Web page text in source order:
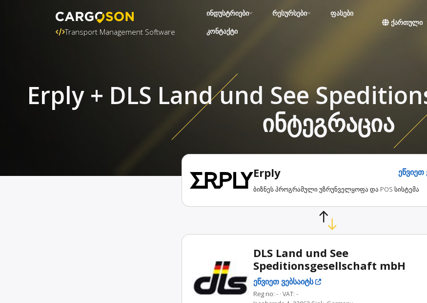
Transport Management Software
ინდუსტრიები რესურსები
ფასები
კონტაქტი
ქართული
Erply + DLS Land und See
ინტეგრაცია
Erply ეწვიეთ
ბიზნეს პროგრამული უზრუნველყოფა და POS სისტემა
DLS Land und See
Speditionsgesellschaft mbH
ეწვიეთ ვებსაიტს
Reg no: - · VAT: -